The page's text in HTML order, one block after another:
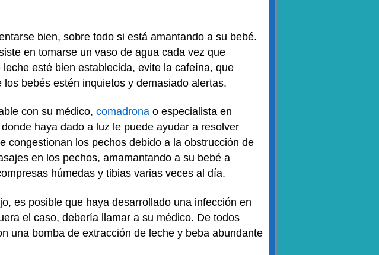
bien, sobre todo si está amantando a su bebé.
en tomarse un vaso de agua cada vez que
esté bien establecida, evite la cafeína, que
bebés estén inquietos y demasiado alertas.
con su médico, comadrona o especialista en
haya dado a luz le puede ayudar a resolver
congestionan los pechos debido a la obstrucción de
en los pechos, amamantando a su bebé a
húmedas y tibias varias veces al día.
es posible que haya desarrollado una infección en
el caso, debería llamar a su médico. De todos
una bomba de extracción de leche y beba abundante